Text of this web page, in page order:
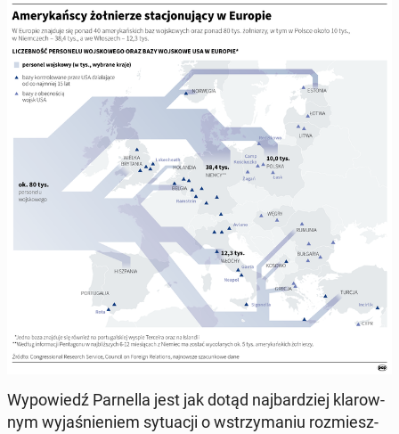
Wy­po­wiedź Par­nel­la jest jak dotąd naj­bar­dziej kla­row­
nym wy­ja­śnie­niem sy­tu­acji o wstrzy­ma­niu roz­miesz­